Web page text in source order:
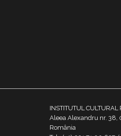
INSTITUTUL CULTURAL
Aleea Alexandru nr. 38,
România